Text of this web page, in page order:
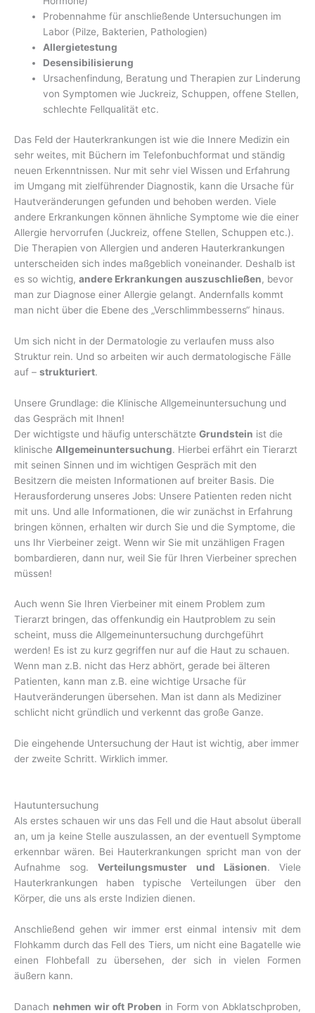
Probennahme für anschließende Untersuchungen im
Labor (Pilze, Bakterien, Pathologien)
Allergietestung
Desensibilisierung
Ursachenfindung, Beratung und Therapien zur Linderung
von Symptomen wie Juckreiz, Schuppen, offene Stellen,
schlechte Fellqualität etc.
Das Feld der Hauterkrankungen ist wie die Innere Medizin ein
sehr weites, mit Büchern im Telefonbuchformat und ständig
neuen Erkenntnissen. Nur mit sehr viel Wissen und Erfahrung
im Umgang mit zielführender Diagnostik, kann die Ursache für
Hautveränderungen gefunden und behoben werden. Viele
andere Erkrankungen können ähnliche Symptome wie die einer
Allergie hervorrufen (Juckreiz, offene Stellen, Schuppen etc.).
Die Therapien von Allergien und anderen Hauterkrankungen
unterscheiden sich indes maßgeblich voneinander. Deshalb ist
es so wichtig, andere Erkrankungen auszuschließen, bevor
man zur Diagnose einer Allergie gelangt. Andernfalls kommt
man nicht über die Ebene des „Verschlimmbesserns“ hinaus.
Um sich nicht in der Dermatologie zu verlaufen muss also
Struktur rein. Und so arbeiten wir auch dermatologische Fälle
auf – strukturiert.
Unsere Grundlage: die Klinische Allgemeinuntersuchung und
das Gespräch mit Ihnen!
Der wichtigste und häufig unterschätzte Grundstein ist die
klinische Allgemeinuntersuchung. Hierbei erfährt ein Tierarzt
mit seinen Sinnen und im wichtigen Gespräch mit den
Besitzern die meisten Informationen auf breiter Basis. Die
Herausforderung unseres Jobs: Unsere Patienten reden nicht
mit uns. Und alle Informationen, die wir zunächst in Erfahrung
bringen können, erhalten wir durch Sie und die Symptome, die
uns Ihr Vierbeiner zeigt. Wenn wir Sie mit unzähligen Fragen
bombardieren, dann nur, weil Sie für Ihren Vierbeiner sprechen
müssen!
Auch wenn Sie Ihren Vierbeiner mit einem Problem zum
Tierarzt bringen, das offenkundig ein Hautproblem zu sein
scheint, muss die Allgemeinuntersuchung durchgeführt
werden! Es ist zu kurz gegriffen nur auf die Haut zu schauen.
Wenn man z.B. nicht das Herz abhört, gerade bei älteren
Patienten, kann man z.B. eine wichtige Ursache für
Hautveränderungen übersehen. Man ist dann als Mediziner
schlicht nicht gründlich und verkennt das große Ganze.
Die eingehende Untersuchung der Haut ist wichtig, aber immer
der zweite Schritt. Wirklich immer.
Hautuntersuchung
Als erstes schauen wir uns das Fell und die Haut absolut überall
an, um ja keine Stelle auszulassen, an der eventuell Symptome
erkennbar wären. Bei Hauterkrankungen spricht man von der
Aufnahme sog.Verteilungsmuster und Läsionen. Viele
Hauterkrankungen haben typische Verteilungen über den
Körper, die uns als erste Indizien dienen.
Anschließend gehen wir immer erst einmal intensiv mit dem
Flohkamm durch das Fell des Tiers, um nicht eine Bagatelle wie
einen Flohbefall zu übersehen, der sich in vielen Formen
äußern kann.
Danach nehmen wir oft Proben in Form von Abklatschproben,